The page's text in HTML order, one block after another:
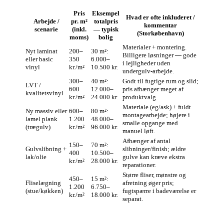
Arbejde /
scenarie
Pris
pr. m²
(inkl.
moms)
Eksempel
totalpris
— typisk
bolig
Hvad er ofte inkluderet /
kommentar
(Storkøbenhavn)
Nyt laminat
eller basic
vinyl
200–
350
kr./m²
30 m²:
6.000–
10.500 kr.
Materialer + montering.
Billigere løsninger — gode
i lejligheder uden
undergulv-arbejde.
LVT /
kvalitetsvinyl
300–
600
kr./m²
40 m²:
12.000–
24.000 kr.
Godt til fugtige rum og slid;
pris afhænger meget af
produktvalg.
Ny massiv eller
lamel plank
(trægulv)
600–
1.200
kr./m²
80 m²:
48.000–
96.000 kr.
Materiale (eg/ask) + fuldt
montagearbejde; højere i
smalle opgange med
manuel løft.
Gulvslibning +
lak/olie
150–
400
kr./m²
70 m²:
10.500–
28.000 kr.
Afhænger af antal
slibninger/finish; ældre
gulve kan kræve ekstra
reparationer.
Fliselægning
(stue/køkken)
450–
1.200
kr./m²
15 m²:
6.750–
18.000 kr.
Større fliser, mønstre og
afretning øger pris;
fugtspærre i badeværelse er
separat.